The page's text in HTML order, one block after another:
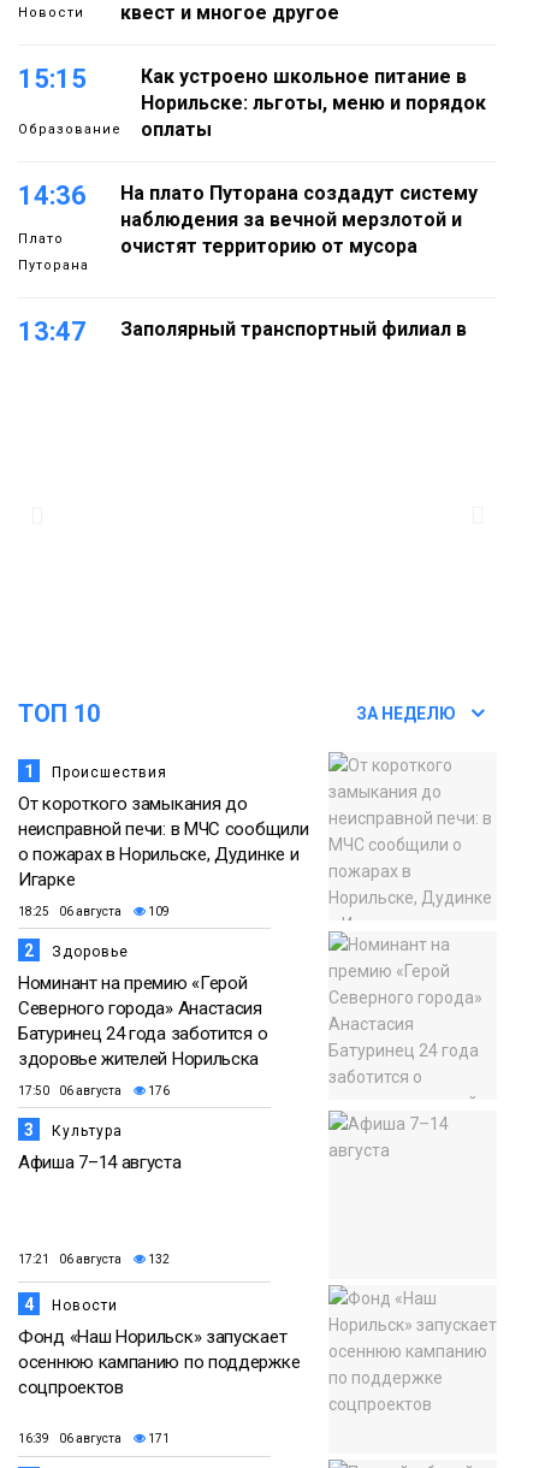
Новости
квест и многое другое
15:15
Образование
Как устроено школьное питание в
Норильске: льготы, меню и порядок
оплаты
14:36
Плато
Путорана
На плато Путорана создадут систему
наблюдения за вечной мерзлотой и
очистят территорию от мусора
13:47
Заполярный транспортный филиал в
ТОП 10 ЗА НЕДЕЛЮ
1 Происшествия
От короткого замыкания до
неисправной печи: в МЧС сообщили
о пожарах в Норильске, Дудинке и
Игарке
18:25 06 августа 109
2 Здоровье
Номинант на премию «Герой
Северного города» Анастасия
Батуринец 24 года заботится о
здоровье жителей Норильска
17:50 06 августа 176
3 Культура
Афиша 7–14 августа
17:21 06 августа 132
4 Новости
Фонд «Наш Норильск» запускает
осеннюю кампанию по поддержке
соцпроектов
16:39 06 августа 171